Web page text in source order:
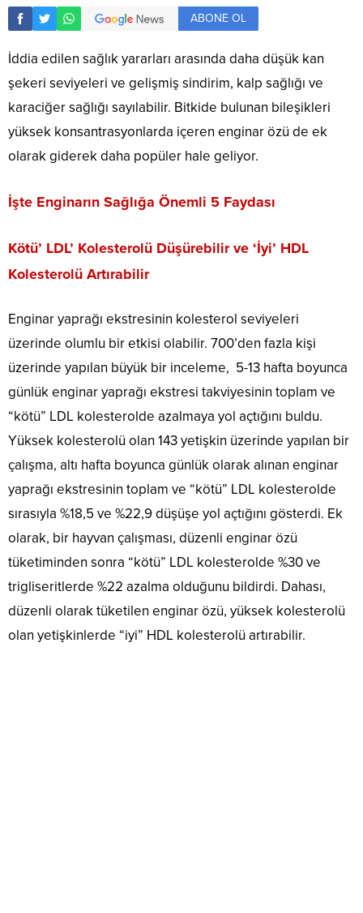
ABONE OL
İddia edilen sağlık yararları arasında daha düşük kan
şekeri seviyeleri ve gelişmiş sindirim, kalp sağlığı ve
karaciğer sağlığı sayılabilir. Bitkide bulunan bileşikleri
yüksek konsantrasyonlarda içeren enginar özü de ek
olarak giderek daha popüler hale geliyor.
İşte Enginarın Sağlığa Önemli 5 Faydası
Kötü’ LDL’ Kolesterolü Düşürebilir ve ‘İyi’ HDL
Kolesterolü Artırabilir
Enginar yaprağı ekstresinin kolesterol seviyeleri
üzerinde olumlu bir etkisi olabilir. 700’den fazla kişi
üzerinde yapılan büyük bir inceleme, 5-13 hafta boyunca
günlük enginar yaprağı ekstresi takviyesinin toplam ve
“kötü” LDL kolesterolde azalmaya yol açtığını buldu.
Yüksek kolesterolü olan 143 yetişkin üzerinde yapılan bir
çalışma, altı hafta boyunca günlük olarak alınan enginar
yaprağı ekstresinin toplam ve “kötü” LDL kolesterolde
sırasıyla %18,5 ve %22,9 düşüşe yol açtığını gösterdi. Ek
olarak, bir hayvan çalışması, düzenli enginar özü
tüketiminden sonra “kötü” LDL kolesterolde %30 ve
trigliseritlerde %22 azalma olduğunu bildirdi. Dahası,
düzenli olarak tüketilen enginar özü, yüksek kolesterolü
olan yetişkinlerde “iyi” HDL kolesterolü artırabilir.